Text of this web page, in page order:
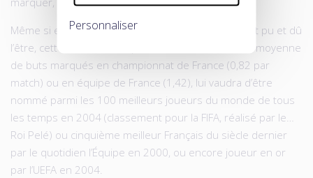
Personnaliser
Même si elle ne fut pas aboutie autant qu’elle aurait pu et dû
l’être, cette carrière, exceptionnelle comme l’est sa moyenne
de buts marqués en championnat de France (0,82 par
match) ou en équipe de France (1,42), lui vaudra d’être
nommé parmi les 100 meilleurs joueurs du monde de tous
les temps en 2004 (classement pour la FIFA, réalisé par le…
Roi Pelé) ou cinquième meilleur Français du siècle dernier
par le quotidien l’Équipe en 2000, ou encore joueur en or
par l’UEFA en 2004.